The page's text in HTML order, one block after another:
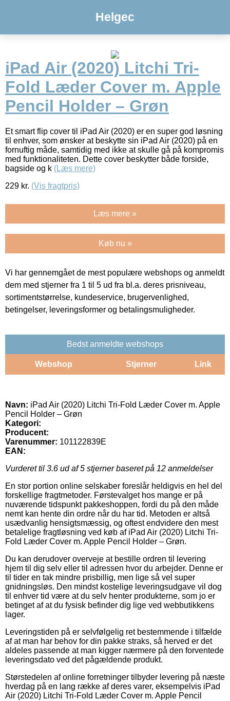
Helgec
iPad Air (2020) Litchi Tri-
Fold Læder Cover m. Apple
Pencil Holder – Grøn
Et smart flip cover til iPad Air (2020) er en super god løsning
til enhver, som ønsker at beskytte sin iPad Air (2020) på en
fornuftig måde, samtidig med ikke at skulle gå på kompromis
med funktionaliteten. Dette cover beskytter både forside,
bagside og k (Læs mere)
229 kr. (Vis fragtpris)
Læs mere »
Køb nu »
Vi har gennemgået de mest populære webshops og anmeldt
dem med stjerner fra 1 til 5 ud fra bl.a. deres prisniveau,
sortimentstørrelse, kundeservice, brugervenlighed,
betingelser, leveringsformer og betalingsmuligheder.
Bedst anmeldte webshops
Webshop Stjerner Link
Navn: iPad Air (2020) Litchi Tri-Fold Læder Cover m. Apple
Pencil Holder – Grøn
Kategori:
Producent:
Varenummer: 101122839E
EAN:
Vurderet til 3.6 ud af 5 stjerner baseret på 12 anmeldelser
En stor portion online selskaber foreslår heldigvis en hel del
forskellige fragtmetoder. Førstevalget hos mange er på
nuværende tidspunkt pakkeshoppen, fordi du på den måde
nemt kan hente din ordre når du har tid. Metoden er altså
usædvanlig hensigtsmæssig, og oftest endvidere den mest
betalelige fragtløsning ved køb af iPad Air (2020) Litchi Tri-
Fold Læder Cover m. Apple Pencil Holder – Grøn.
Du kan derudover overveje at bestille ordren til levering
hjem til dig selv eller til adressen hvor du arbejder. Denne er
til tider en tak mindre prisbillig, men lige så vel super
gnidningsløs. Den mindst kostelige leveringsudgave vil dog
til enhver tid være at du selv henter produkterne, som jo er
betinget af at du fysisk befinder dig lige ved webbutikkens
lager.
Leveringstiden på er selvfølgelig ret bestemmende i tilfælde
af at man har behov for din pakke straks, så herved er det
aldeles passende at man kigger nærmere på den forventede
leveringsdato ved det pågældende produkt.
Størstedelen af online forretninger tilbyder levering på næste
hverdag på en lang række af deres varer, eksempelvis iPad
Air (2020) Litchi Tri-Fold Læder Cover m. Apple Pencil